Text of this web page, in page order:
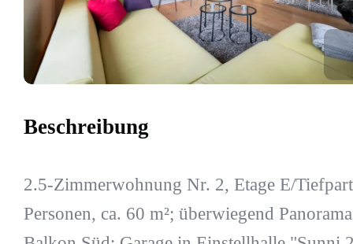
Beschreibung
2.5-Zimmerwohnung Nr. 2, Etage E/
Personen, ca. 60 m²; überwiegend